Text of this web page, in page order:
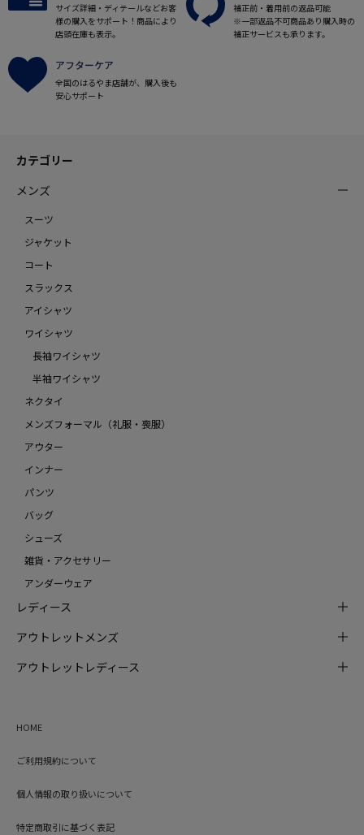
サイズ詳細・ディテールなどお客
様の購入をサポート！商品により
店頭在庫も表示。
補正前・着用前の返品可能
※一部返品不可商品あり購入時の
補正サービスも承ります。
アフターケア
全国のはるやま店舗が、購入後も
安心サポート
カテゴリー
メンズ
スーツ
ジャケット
コート
スラックス
アイシャツ
ワイシャツ
長袖ワイシャツ
半袖ワイシャツ
ネクタイ
メンズフォーマル（礼服・喪服）
アウター
インナー
パンツ
バッグ
シューズ
雑貨・アクセサリー
アンダーウェア
レディース
アウトレットメンズ
アウトレットレディース
HOME
ご利用規約について
個人情報の取り扱いについて
特定商取引に基づく表記